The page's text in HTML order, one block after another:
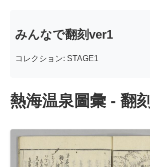
みんなで翻刻ver1
コレクション: STAGE1
熱海温泉圖彙 - 翻刻